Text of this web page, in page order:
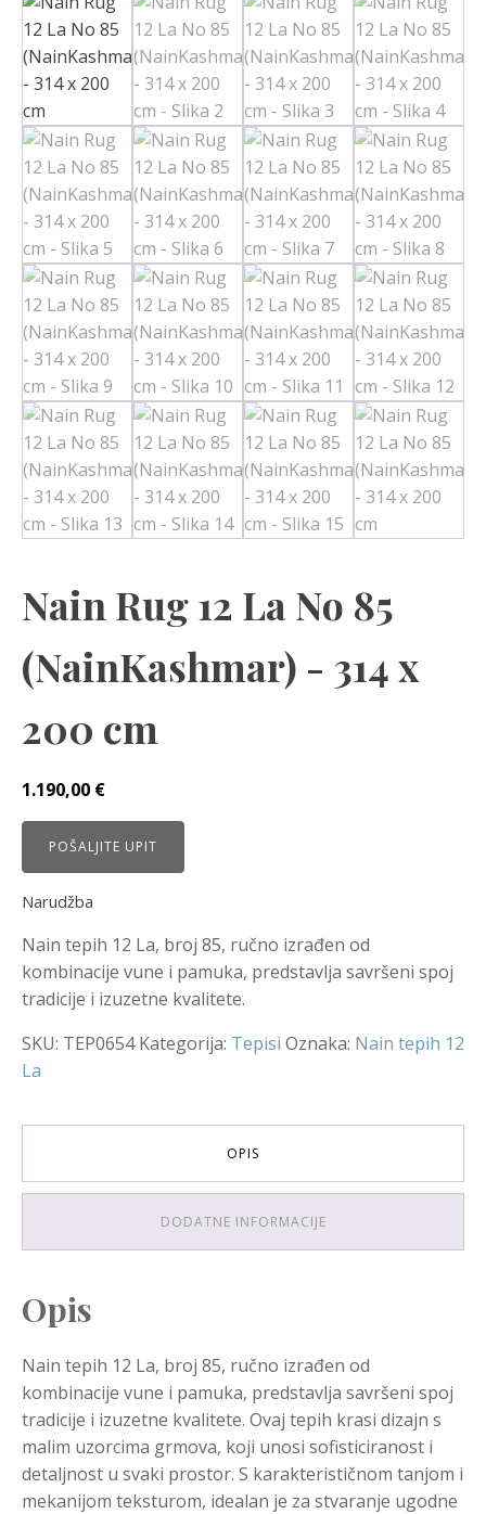
Nain Rug 12 La No 85
(NainKashmar) - 314 x
200 cm
1.190,00 €
POŠALJITE UPIT
Narudžba
Nain tepih 12 La, broj 85, ručno izrađen od
kombinacije vune i pamuka, predstavlja savršeni spoj
tradicije i izuzetne kvalitete.
SKU: TEP0654 Kategorija: Tepisi Oznaka: Nain tepih 12
La
OPIS
DODATNE INFORMACIJE
Opis
Nain tepih 12 La, broj 85, ručno izrađen od
kombinacije vune i pamuka, predstavlja savršeni spoj
tradicije i izuzetne kvalitete. Ovaj tepih krasi dizajn s
malim uzorcima grmova, koji unosi sofisticiranost i
detaljnost u svaki prostor. S karakterističnom tanjom i
mekanijom teksturom, idealan je za stvaranje ugodne